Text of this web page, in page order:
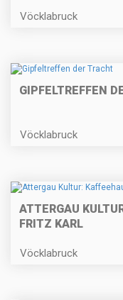
Vöcklabruck
GIPFELTREFFEN
Vöcklabruck
ATTERGAU
FRITZ KARL
Vöcklabruck